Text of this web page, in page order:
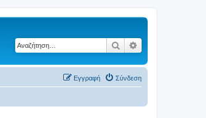
Αναζήτηση
Σύνδεση
Εγγραφή